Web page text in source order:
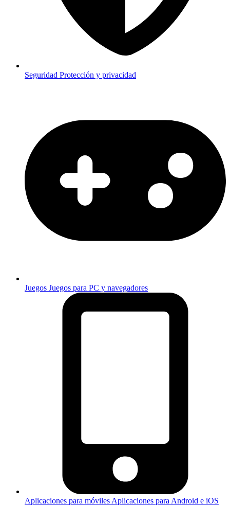
Seguridad Protección y privacidad
Juegos Juegos para PC y navegadores
Aplicaciones para móviles Aplicaciones para Android e iOS